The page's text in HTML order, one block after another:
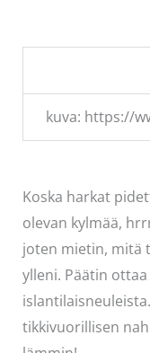
kuva: https://
Koska harkat
olevan kylmää,
joten mietin, mitä
ylleni. Päätin
tikkivuorillisen